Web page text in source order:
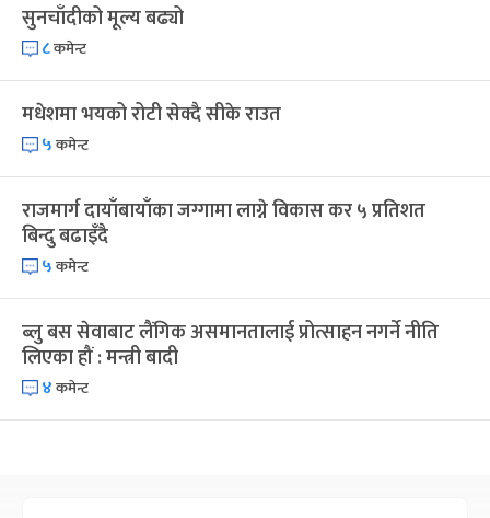
सुनचाँदीको मूल्य बढ्यो
८कमेन्ट
मधेशमा भयको रोटी सेक्दै सीके राउत
५कमेन्ट
राजमार्ग दायाँबायाँका जग्गामा लाग्ने विकास कर ५ प्रतिशत
बिन्दु बढाइँदै
५कमेन्ट
ब्लु बस सेवाबाट लैंगिक असमानतालाई प्रोत्साहन नगर्ने नीति
लिएका हौं : मन्त्री बादी
४कमेन्ट